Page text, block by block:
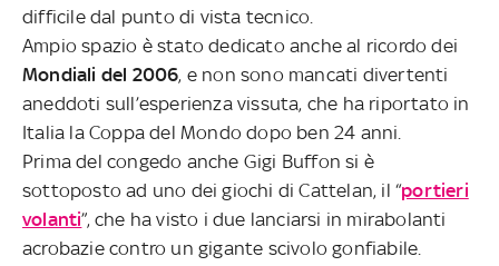
difficile dal punto di vista tecnico.
Ampio spazio è stato dedicato anche al ricordo dei
Mondiali del 2006, e non sono mancati divertenti
aneddoti sull’esperienza vissuta, che ha riportato in
Italia la Coppa del Mondo dopo ben 24 anni.
Prima del congedo anche Gigi Buffon si è
sottoposto ad uno dei giochi di Cattelan, il “portieri
volanti”, che ha visto i due lanciarsi in mirabolanti
acrobazie contro un gigante scivolo gonfiabile.